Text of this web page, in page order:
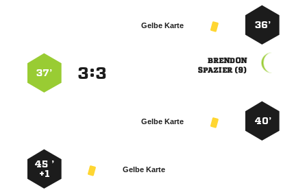
36’
Gelbe Karte

 
:
37’
40’
Gelbe Karte
Gelbe Karte
45 ’
+1